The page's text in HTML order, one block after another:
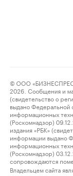
© ООО
2026. Сообщения и
(свидетельство о
выдано Федеральной
информационных
(Роскомнадзор)
издания «РБК»
информации выдано
информационных
(Роскомнадзор)
сопровождаются
Владельцем сайта